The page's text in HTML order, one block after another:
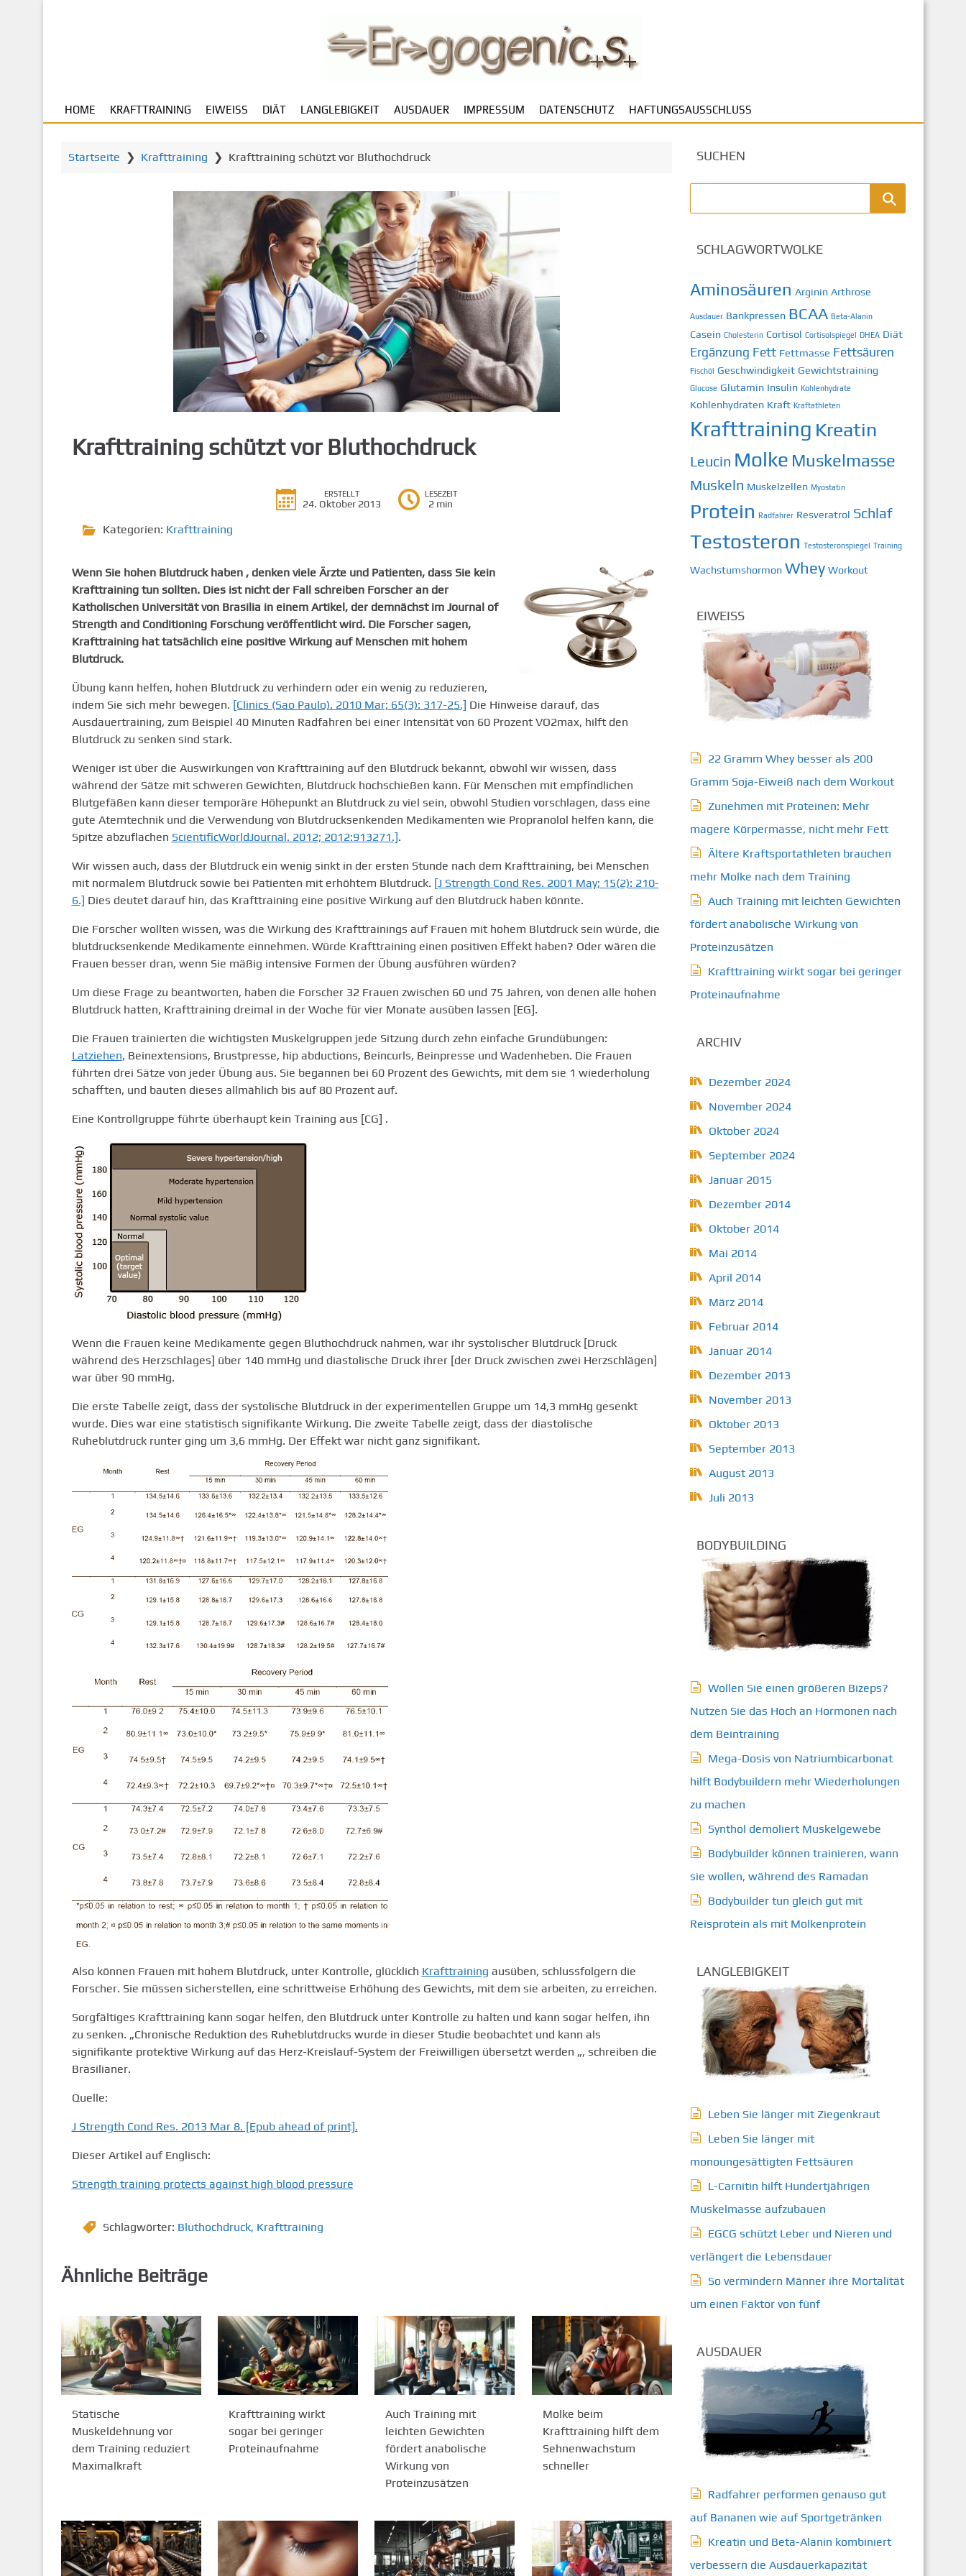
t
HOME KRAFTTRAINING EIWEISS DIÄT LANGLEBIGKEIT AUSDAUER IMPRESSUM DATENSCHUTZ HAFTUNGSAUSSCHLUSS
Startseite ❯ Krafttraining ❯ Krafttraining schützt vor Bluthochdruck
Krafttraining schützt vor Bluthochdruck
ERSTELLT
24. Oktober 2013
LESEZEIT
2 min
Kategorien: Krafttraining
Wenn Sie hohen Blutdruck haben , denken viele Ärzte und Patienten, dass Sie kein
Krafttraining tun sollten. Dies ist nicht der Fall schreiben Forscher an der
Katholischen Universität von Brasilia in einem Artikel, der demnächst im Journal of
Strength and Conditioning Forschung veröffentlicht wird. Die Forscher sagen,
Krafttraining hat tatsächlich eine positive Wirkung auf Menschen mit hohem
Blutdruck.
Übung kann helfen, hohen Blutdruck zu verhindern oder ein wenig zu reduzieren,
indem Sie sich mehr bewegen. [Clinics (Sao Paulo). 2010 Mar; 65(3): 317-25.] Die Hinweise darauf, das
Ausdauertraining, zum Beispiel 40 Minuten Radfahren bei einer Intensität von 60 Prozent VO2max, hilft den
Blutdruck zu senken sind stark.
Weniger ist über die Auswirkungen von Krafttraining auf den Blutdruck bekannt, obwohl wir wissen, dass
während der Sätze mit schweren Gewichten, Blutdruck hochschießen kann. Für Menschen mit empfindlichen
Blutgefäßen kann dieser temporäre Höhepunkt an Blutdruck zu viel sein, obwohl Studien vorschlagen, dass eine
gute Atemtechnik und die Verwendung von Blutdrucksenkenden Medikamenten wie Propranolol helfen kann, die
Spitze abzuflachen ScientificWorldJournal. 2012; 2012:913271.].
Wir wissen auch, dass der Blutdruck ein wenig sinkt in der ersten Stunde nach dem Krafttraining, bei Menschen
mit normalem Blutdruck sowie bei Patienten mit erhöhtem Blutdruck. [J Strength Cond Res. 2001 May; 15(2): 210-
6.] Dies deutet darauf hin, das Krafttraining eine positive Wirkung auf den Blutdruck haben könnte.
Die Forscher wollten wissen, was die Wirkung des Krafttrainings auf Frauen mit hohem Blutdruck sein würde, die
blutdrucksenkende Medikamente einnehmen. Würde Krafttraining einen positiven Effekt haben? Oder wären die
Frauen besser dran, wenn Sie mäßig intensive Formen der Übung ausführen würden?
Um diese Frage zu beantworten, haben die Forscher 32 Frauen zwischen 60 und 75 Jahren, von denen alle hohen
Blutdruck hatten, Krafttraining dreimal in der Woche für vier Monate ausüben lassen [EG].
Die Frauen trainierten die wichtigsten Muskelgruppen jede Sitzung durch zehn einfache Grundübungen:
Latziehen, Beinextensions, Brustpresse, hip abductions, Beincurls, Beinpresse und Wadenheben. Die Frauen
führten drei Sätze von jeder Übung aus. Sie begannen bei 60 Prozent des Gewichts, mit dem sie 1 wiederholung
schafften, und bauten dieses allmählich bis auf 80 Prozent auf.
Eine Kontrollgruppe führte überhaupt kein Training aus [CG] .
Wenn die Frauen keine Medikamente gegen Bluthochdruck nahmen, war ihr systolischer Blutdruck [Druck
während des Herzschlages] über 140 mmHg und diastolische Druck ihrer [der Druck zwischen zwei Herzschlägen]
war über 90 mmHg.
Die erste Tabelle zeigt, dass der systolische Blutdruck in der experimentellen Gruppe um 14,3 mmHg gesenkt
wurde. Dies war eine statistisch signifikante Wirkung. Die zweite Tabelle zeigt, dass der diastolische
Ruheblutdruck runter ging um 3,6 mmHg. Der Effekt war nicht ganz signifikant.
Also können Frauen mit hohem Blutdruck, unter Kontrolle, glücklich Krafttraining ausüben, schlussfolgern die
Forscher. Sie müssen sicherstellen, eine schrittweise Erhöhung des Gewichts, mit dem sie arbeiten, zu erreichen.
Sorgfältiges Krafttraining kann sogar helfen, den Blutdruck unter Kontrolle zu halten und kann sogar helfen, ihn
zu senken. „Chronische Reduktion des Ruheblutdrucks wurde in dieser Studie beobachtet und kann als
signifikante protektive Wirkung auf das Herz-Kreislauf-System der Freiwilligen übersetzt werden „, schreiben die
Brasilianer.
Quelle:
J Strength Cond Res. 2013 Mar 8. [Epub ahead of print].
Dieser Artikel auf Englisch:
Strength training protects against high blood pressure
Schlagwörter: Bluthochdruck, Krafttraining
Ähnliche Beiträge
Statische
Muskeldehnung vor
dem Training reduziert
Maximalkraft
Krafttraining wirkt
sogar bei geringer
Proteinaufnahme
Auch Training mit
leichten Gewichten
fördert anabolische
Wirkung von
Proteinzusätzen
Molke beim
Krafttraining hilft dem
Sehnenwachstum
schneller
SUCHEN
SCHLAGWORTWOLKE
Aminosäuren Arginin Arthrose
Ausdauer Bankpressen BCAA Beta-Alanin
Casein Cholesterin Cortisol Cortisolspiegel DHEA Diät
Ergänzung Fett Fettmasse Fettsäuren
Fischöl Geschwindigkeit Gewichtstraining
Glucose Glutamin Insulin Kohlenhydrate
Kohlenhydraten Kraft Kraftathleten
Krafttraining Kreatin
Leucin Molke Muskelmasse
Muskeln Muskelzellen Myostatin
Protein Radfahrer Resveratrol Schlaf
Testosteron Testosteronspiegel Training
Wachstumshormon Whey Workout
EIWEISS
22 Gramm Whey besser als 200
Gramm Soja-Eiweiß nach dem Workout
Zunehmen mit Proteinen: Mehr
magere Körpermasse, nicht mehr Fett
Ältere Kraftsportathleten brauchen
mehr Molke nach dem Training
Auch Training mit leichten Gewichten
fördert anabolische Wirkung von
Proteinzusätzen
Krafttraining wirkt sogar bei geringer
Proteinaufnahme
ARCHIV
Dezember 2024
November 2024
Oktober 2024
September 2024
Januar 2015
Dezember 2014
Oktober 2014
Mai 2014
April 2014
März 2014
Februar 2014
Januar 2014
Dezember 2013
November 2013
Oktober 2013
September 2013
August 2013
Juli 2013
BODYBUILDING
Wollen Sie einen größeren Bizeps?
Nutzen Sie das Hoch an Hormonen nach
dem Beintraining
Mega-Dosis von Natriumbicarbonat
hilft Bodybuildern mehr Wiederholungen
zu machen
Synthol demoliert Muskelgewebe
Bodybuilder können trainieren, wann
sie wollen, während des Ramadan
Bodybuilder tun gleich gut mit
Reisprotein als mit Molkenprotein
LANGLEBIGKEIT
Leben Sie länger mit Ziegenkraut
Leben Sie länger mit
monoungesättigten Fettsäuren
L-Carnitin hilft Hundertjährigen
Muskelmasse aufzubauen
EGCG schützt Leber und Nieren und
verlängert die Lebensdauer
So vermindern Männer ihre Mortalität
um einen Faktor von fünf
AUSDAUER
Radfahrer performen genauso gut
auf Bananen wie auf Sportgetränken
Kreatin und Beta-Alanin kombiniert
verbessern die Ausdauerkapazität